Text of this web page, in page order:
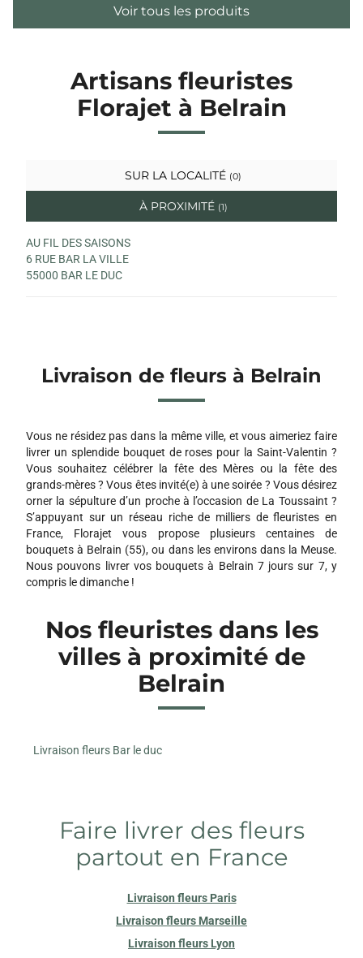
Voir tous les produits
Artisans fleuristes
Florajet à Belrain
SUR LA LOCALITÉ (0)
À PROXIMITÉ (1)
AU FIL DES SAISONS
6 RUE BAR LA VILLE
55000 BAR LE DUC
Livraison de fleurs à Belrain
Vous ne résidez pas dans la même ville, et vous aimeriez faire
livrer un splendide bouquet de roses pour la Saint-Valentin ?
Vous souhaitez célébrer la fête des Mères ou la fête des
grands-mères ? Vous êtes invité(e) à une soirée ? Vous désirez
orner la sépulture d’un proche à l’occasion de La Toussaint ?
S’appuyant sur un réseau riche de milliers de fleuristes en
France, Florajet vous propose plusieurs centaines de
bouquets à Belrain (55), ou dans les environs dans la Meuse.
Nous pouvons livrer vos bouquets à Belrain 7 jours sur 7, y
compris le dimanche !
Nos fleuristes dans les
villes à proximité de
Belrain
Livraison fleurs Bar le duc
Faire livrer des fleurs
partout en France
Livraison fleurs Paris
Livraison fleurs Marseille
Livraison fleurs Lyon